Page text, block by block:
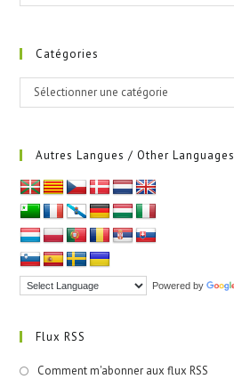
Catégories
Catégories
Sélectionner une catégorie
Autres Langues / Other Languages
Powered by
Flux RSS
Comment m'abonner aux flux RSS